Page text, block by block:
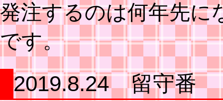
発注するのは何年先に
です。
2019.8.24 留守番